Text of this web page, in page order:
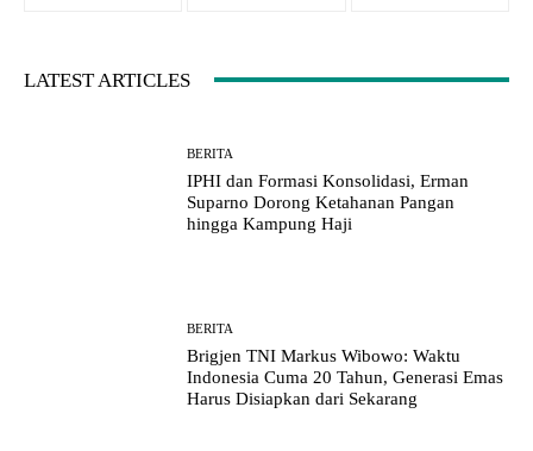
LATEST ARTICLES
BERITA
IPHI dan Formasi Konsolidasi, Erman
Suparno Dorong Ketahanan Pangan
hingga Kampung Haji
BERITA
Brigjen TNI Markus Wibowo: Waktu
Indonesia Cuma 20 Tahun, Generasi Emas
Harus Disiapkan dari Sekarang